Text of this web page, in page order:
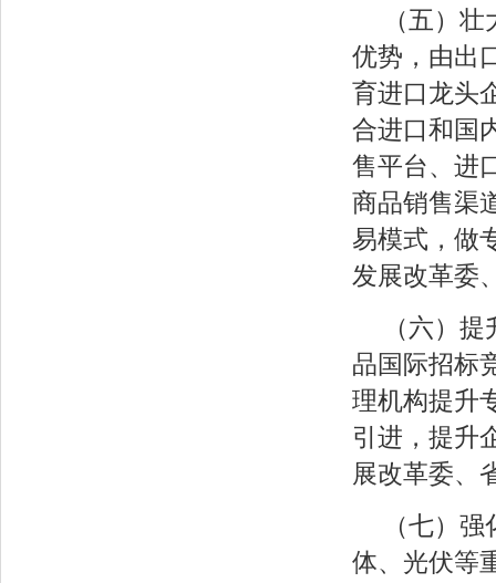
（五）
优势，由出
育进口龙头
合进口和国
售平台、进
商品销售渠
易模式，做
发展改革委
（六）
品国际招标
理机构提升
引进，提升
展改革委、
（七）
体、光伏等